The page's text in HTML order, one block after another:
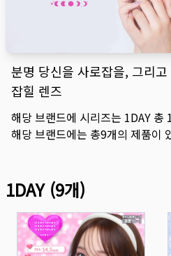
분명 당신을 사로잡을, 그리
잡힐 렌즈
해당 브랜드에 시리즈는 1DAY 총 1
해당 브랜드에는 총9개의 제품이
1DAY(9개)